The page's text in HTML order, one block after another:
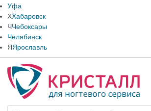
Уфа
ХХабаровск
ЧЧебоксары
Челябинск
ЯЯрославль